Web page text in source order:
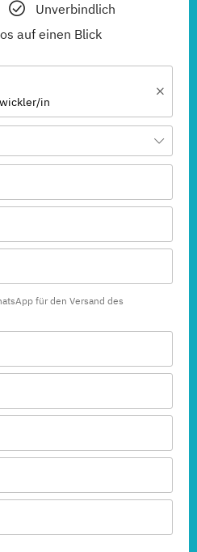
Unverbindlich
auf einen Blick
in
für den Versand des